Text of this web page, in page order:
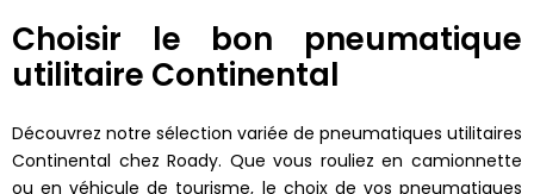
Choisir le bon pneumatique
utilitaire Continental
Découvrez notre sélection variée de pneumatiques utilitaires
Continental chez Roady. Que vous rouliez en camionnette
ou en véhicule de tourisme, le choix de vos pneumatiques